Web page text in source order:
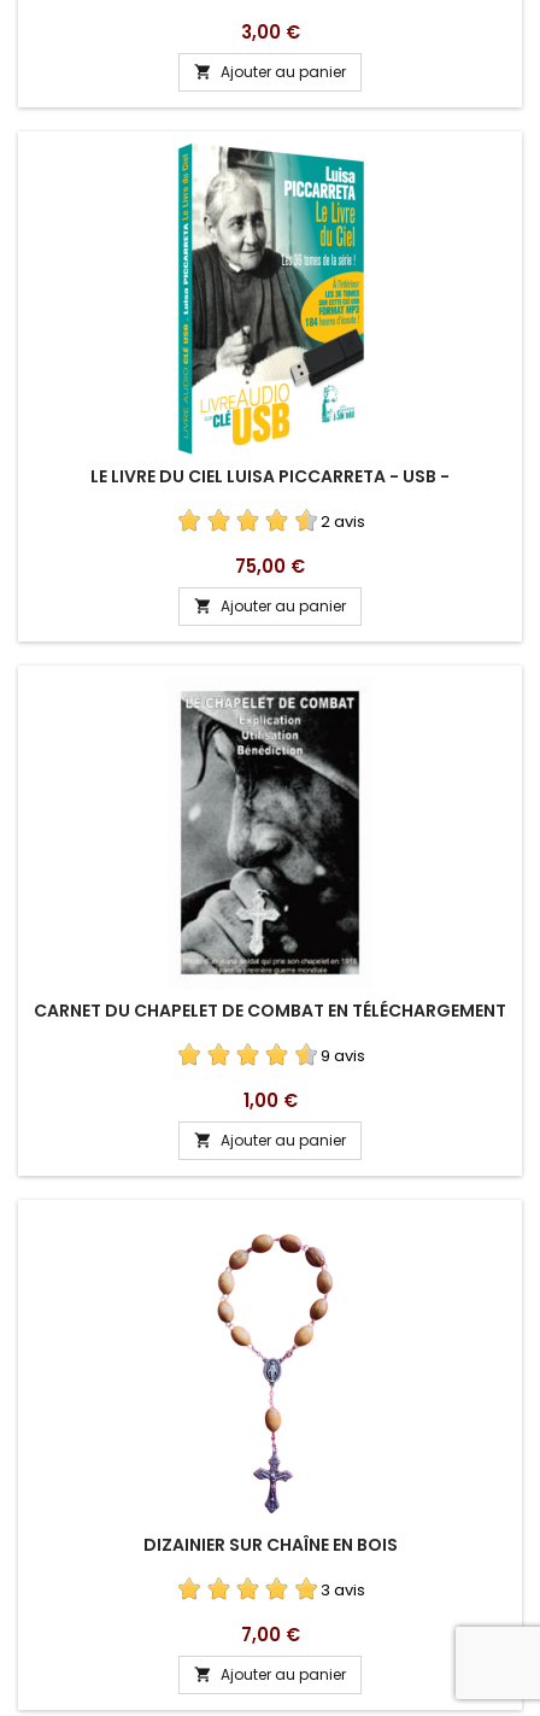
Prix
3,00 €
 Ajouter au panier
LE LIVRE DU CIEL LUISA PICCARRETA - USB -
2 avis
Prix
75,00 €
 Ajouter au panier
CARNET DU CHAPELET DE COMBAT EN TÉLÉCHARGEMENT
9 avis
Prix
1,00 €
 Ajouter au panier
DIZAINIER SUR CHAÎNE EN BOIS
3 avis
Prix
7,00 €
 Ajouter au panier